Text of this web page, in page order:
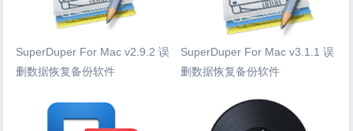
SuperDuper For Mac v2.9.2 误
删数据恢复备份软件
SuperDuper For Mac v3.1.1 误
删数据恢复备份软件